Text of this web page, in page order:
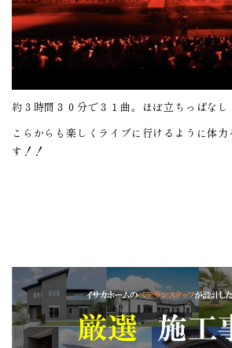
約３時間３０分で３１曲。ほぼ立ちっぱなし
こらからも楽しくライブに行けるように体力
す！！